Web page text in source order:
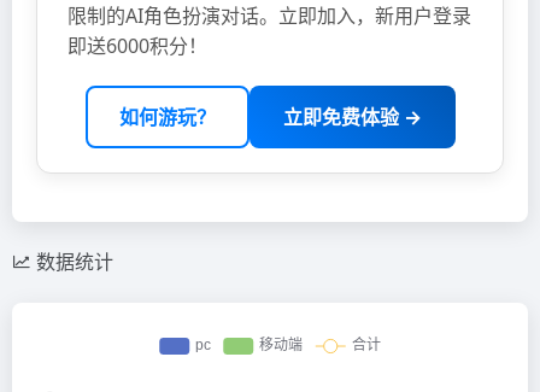
限制的AI角色扮演对话。立即加入，新用户登录
即送6000积分！
如何游玩？ 立即免费体验 →
数据统计